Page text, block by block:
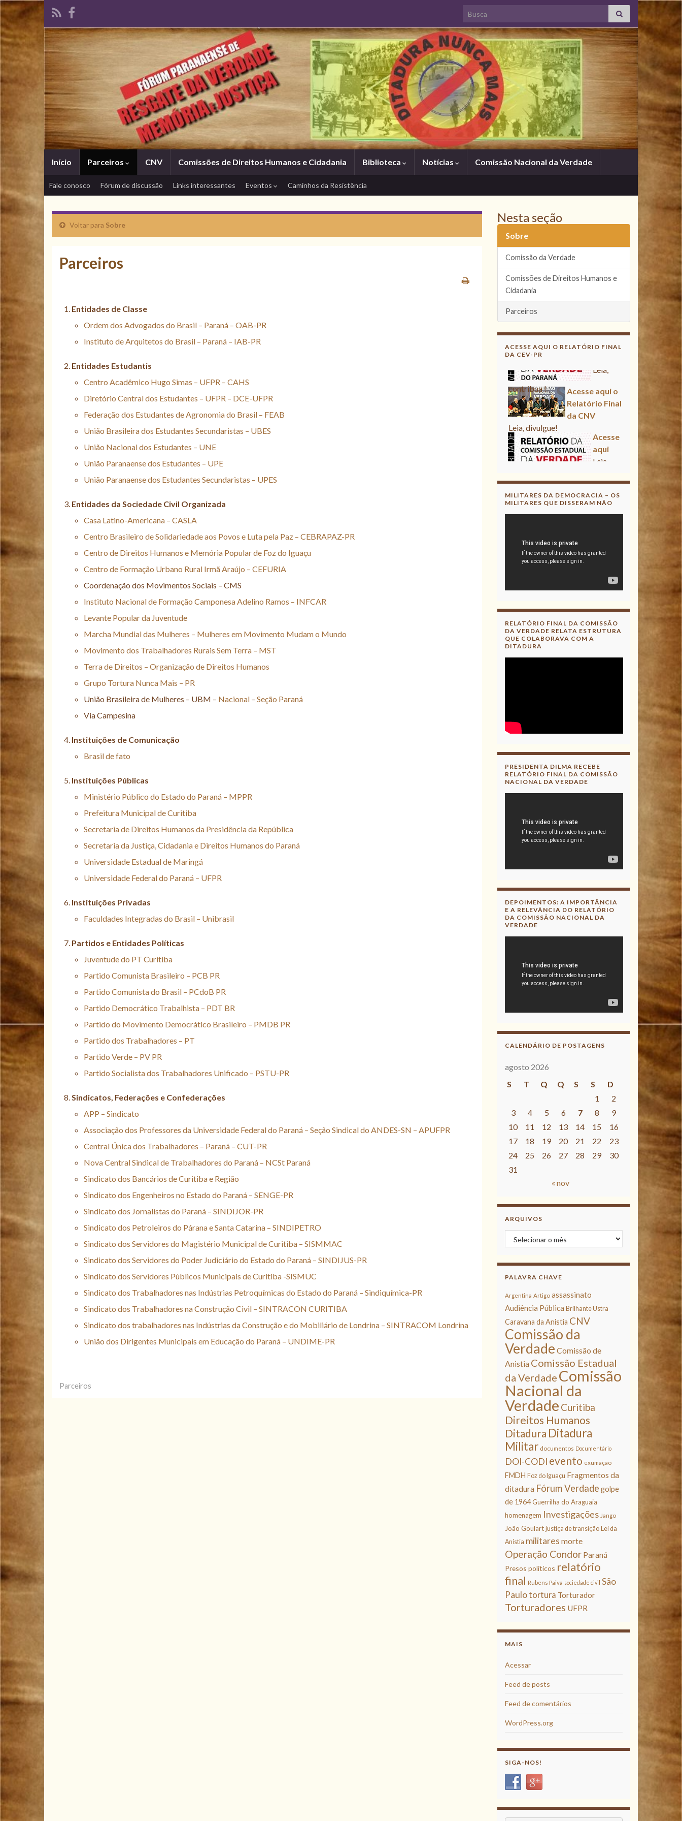
Search for:
Início Parceiros CNV Comissões de Direitos Humanos e Cidadania Biblioteca Notícias Comissão Nacional da Verdade
Fale conosco Fórum de discussão Links interessantes Eventos Caminhos da Resistência
Voltar para Sobre
Parceiros
Entidades de Classe
Ordem dos Advogados do Brasil – Paraná – OAB-PR
Instituto de Arquitetos do Brasil – Paraná – IAB-PR
Entidades Estudantis
Centro Acadêmico Hugo Simas – UFPR – CAHS
Diretório Central dos Estudantes – UFPR – DCE-UFPR
Federação dos Estudantes de Agronomia do Brasil – FEAB
União Brasileira dos Estudantes Secundaristas – UBES
União Nacional dos Estudantes – UNE
União Paranaense dos Estudantes – UPE
União Paranaense dos Estudantes Secundaristas – UPES
Entidades da Sociedade Civil Organizada
Casa Latino-Americana – CASLA
Centro Brasileiro de Solidariedade aos Povos e Luta pela Paz – CEBRAPAZ-PR
Centro de Direitos Humanos e Memória Popular de Foz do Iguaçu
Centro de Formação Urbano Rural Irmã Araújo – CEFURIA
Coordenação dos Movimentos Sociais – CMS
Instituto Nacional de Formação Camponesa Adelino Ramos – INFCAR
Levante Popular da Juventude
Marcha Mundial das Mulheres – Mulheres em Movimento Mudam o Mundo
Movimento dos Trabalhadores Rurais Sem Terra – MST
Terra de Direitos – Organização de Direitos Humanos
Grupo Tortura Nunca Mais – PR
União Brasileira de Mulheres – UBM – Nacional – Seção Paraná
Via Campesina
Instituições de Comunicação
Brasil de fato
Instituições Públicas
Ministério Público do Estado do Paraná – MPPR
Prefeitura Municipal de Curitiba
Secretaria de Direitos Humanos da Presidência da República
Secretaria da Justiça, Cidadania e Direitos Humanos do Paraná
Universidade Estadual de Maringá
Universidade Federal do Paraná – UFPR
Instituições Privadas
Faculdades Integradas do Brasil – Unibrasil
Partidos e Entidades Políticas
Juventude do PT Curitiba
Partido Comunista Brasileiro – PCB PR
Partido Comunista do Brasil – PCdoB PR
Partido Democrático Trabalhista – PDT BR
Partido do Movimento Democrático Brasileiro – PMDB PR
Partido dos Trabalhadores – PT
Partido Verde – PV PR
Partido Socialista dos Trabalhadores Unificado – PSTU-PR
Sindicatos, Federações e Confederações
APP – Sindicato
Associação dos Professores da Universidade Federal do Paraná – Seção Sindical do ANDES-SN – APUFPR
Central Única dos Trabalhadores – Paraná – CUT-PR
Nova Central Sindical de Trabalhadores do Paraná – NCSt Paraná
Sindicato dos Bancários de Curitiba e Região
Sindicato dos Engenheiros no Estado do Paraná – SENGE-PR
Sindicato dos Jornalistas do Paraná – SINDIJOR-PR
Sindicato dos Petroleiros do Párana e Santa Catarina – SINDIPETRO
Sindicato dos Servidores do Magistério Municipal de Curitiba – SISMMAC
Sindicato dos Servidores do Poder Judiciário do Estado do Paraná – SINDIJUS-PR
Sindicato dos Servidores Públicos Municipais de Curitiba -SISMUC
Sindicato dos Trabalhadores nas Indústrias Petroquímicas do Estado do Paraná – Sindiquímica-PR
Sindicato dos Trabalhadores na Construção Civil – SINTRACON CURITIBA
Sindicato dos trabalhadores nas Indústrias da Construção e do Mobiliário de Londrina – SINTRACOM Londrina
União dos Dirigentes Municipais em Educação do Paraná – UNDIME-PR
Parceiros
Nesta seção
Sobre
Comissão da Verdade
Comissões de Direitos Humanos e
Cidadania
Parceiros
ACESSE AQUI O RELATÓRIO FINAL
DA CEV-PR
Acesse aqui o Relatório Final
da CNV
Leia, divulgue!
Leia, contribua !
da CNV
Leia, divulgue!
MILITARES DA DEMOCRACIA – OS
MILITARES QUE DISSERAM NÃO
RELATÓRIO FINAL DA COMISSÃO
DA VERDADE RELATA ESTRUTURA
QUE COLABORAVA COM A
DITADURA
PRESIDENTA DILMA RECEBE
RELATÓRIO FINAL DA COMISSÃO
NACIONAL DA VERDADE
DEPOIMENTOS: A IMPORTÂNCIA
E A RELEVÂNCIA DO RELATÓRIO
DA COMISSÃO NACIONAL DA
VERDADE
CALENDÁRIO DE POSTAGENS
agosto 2026
S
T Q Q S S
D
1
2
3
4 5 6 7 8
9
10
11 12 13 14 15
16
17
18 19 20 21 22
23
24
25 26 27 28 29
30
31
« nov
ARQUIVOS
Arquivos
PALAVRA CHAVE
Argentina Artigo assassinato
Audiência Pública Brilhante Ustra
Caravana da Anistia CNV
Comissão da
Verdade Comissão de
Anistia Comissão Estadual
da Verdade Comissão
Nacional da
Verdade Curitiba
Direitos Humanos
Ditadura Ditadura
Militar documentos Documentário
DOI-CODI evento exumação
FMDH Foz do Iguaçu Fragmentos da
ditadura Fórum Verdade golpe
de 1964 Guerrilha do Araguaia
homenagem Investigações Jango
João Goulart justiça de transição Lei da
Anistia militares morte
Operação Condor Paraná
Presos políticos relatório
final Rubens Paiva sociedade civil São
Paulotortura Torturador
Torturadores UFPR
MAIS
Acessar
Feed de posts
Feed de comentários
WordPress.org
SIGA-NOS!